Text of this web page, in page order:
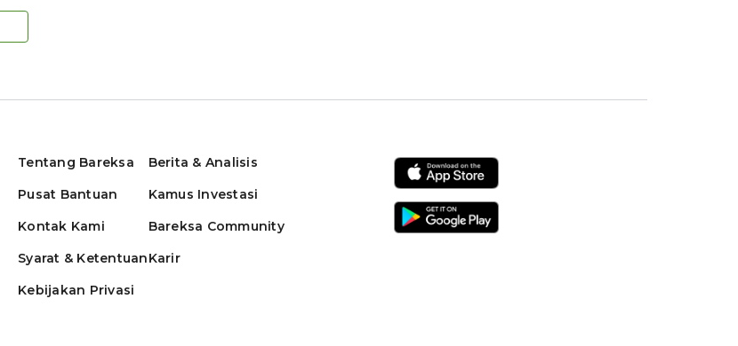
Tentang Bareksa
Pusat Bantuan
Kontak Kami
Syarat & Ketentuan
Kebijakan Privasi
Berita & Analisis
Kamus Investasi
Bareksa Community
Karir